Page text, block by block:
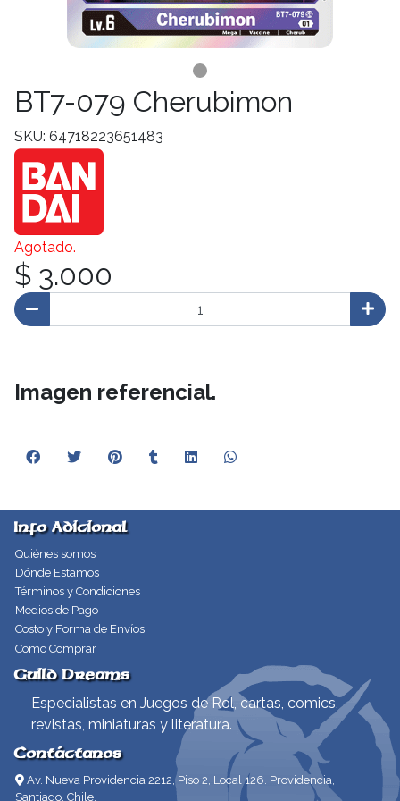
BT7-079 Cherubimon
SKU: 64718223651483
Agotado.
$ 3.000
Imagen referencial.
Info Adicional
Quiénes somos
Dónde Estamos
Términos y Condiciones
Medios de Pago
Costo y Forma de Envíos
Como Comprar
Guild Dreams
Especialistas en Juegos de Rol, cartas, comics,
revistas, miniaturas y literatura.
Contáctanos
Av. Nueva Providencia 2212, Piso 2, Local 126. Providencia,
Santiago, Chile.